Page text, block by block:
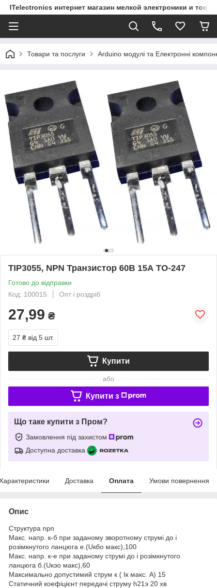
ITelectronics интернет магазин мелкой электроники и
Товари та послуги Arduino модулі та Електронні
TIP3055, NPN Транзистор 60В 15А TO-247
Готово до відправки
Код: 100015
Опт і роздріб
27,99 ₴
27 ₴ від 5 шт.
Купити
або
Купити з
Що таке купити з Пром?
Замовлення під захистом
Доступна доставка
Доставка Оплата Умови повернення
Опис
Структура npn
Макс. напр. к-б при заданому зворотному струмі до і
розімкнутого ланцюга е.(Uкбо макс),100
Макс. напр. к-е при заданому струмі до і розімкнутого
ланцюга б.(Uкэо макс),60
Максимально допустимий струм к ( Ік макс. А) 15
Статичний коефіцієнт передачі струму һ21э 20 хв